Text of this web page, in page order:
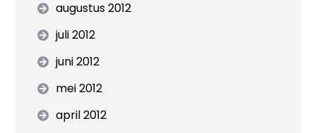
augustus 2012
juli 2012
juni 2012
mei 2012
april 2012